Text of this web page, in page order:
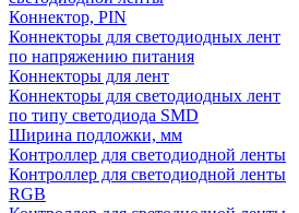
Коннектор, PIN
Коннекторы для светодиодных лент
по напряжению питания
Коннекторы для лент
Коннекторы для светодиодных лент
по типу светодиода SMD
Ширина подложки, мм
Контроллер для светодиодной ленты
Контроллер для светодиодной ленты
RGB